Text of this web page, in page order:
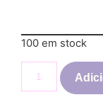
100 em stock